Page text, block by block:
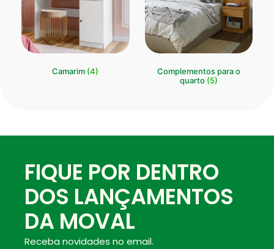
Camarim (4)
Complementos para o
quarto (5)
Receba novidades no email.
FIQUE POR DENTRO
DOS LANÇAMENTOS
DA MOVAL